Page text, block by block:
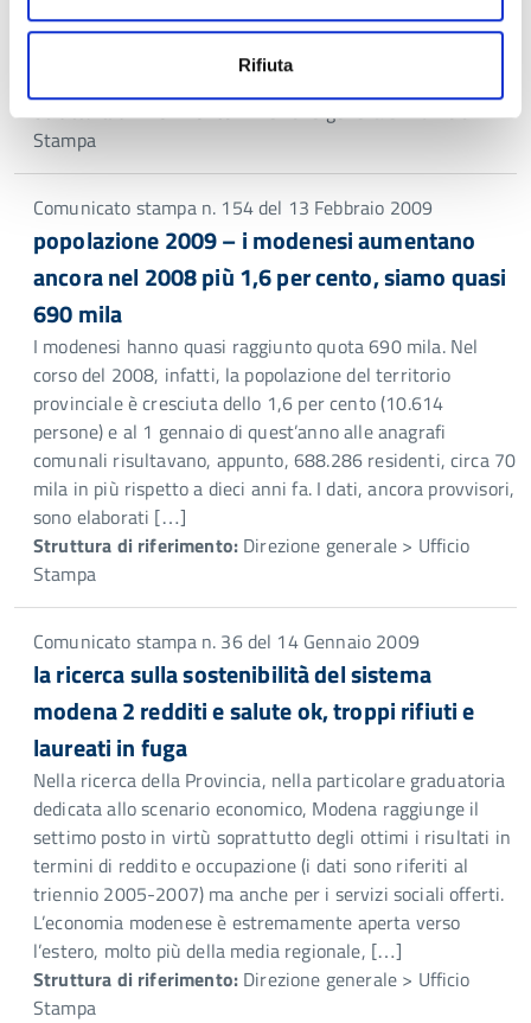
Rifiuta
97,2 per cento degli intervistati; per otto su dieci il livello
della qualità dell’aria è accettabile (nell’area del capoluogo
Struttura di riferimento:Direzione generale > Ufficio
Stampa
Comunicato stampa n. 154 del 13 Febbraio 2009
popolazione 2009 – i modenesi aumentano
ancora nel 2008 più 1,6 per cento, siamo quasi
690 mila
I modenesi hanno quasi raggiunto quota 690 mila. Nel
corso del 2008, infatti, la popolazione del territorio
provinciale è cresciuta dello 1,6 per cento (10.614
persone) e al 1 gennaio di quest’anno alle anagrafi
comunali risultavano, appunto, 688.286 residenti, circa 70
mila in più rispetto a dieci anni fa. I dati, ancora provvisori,
sono elaborati […]
Struttura di riferimento: Direzione generale > Ufficio
Stampa
Comunicato stampa n. 36 del 14 Gennaio 2009
la ricerca sulla sostenibilità del sistema
modena 2 redditi e salute ok, troppi rifiuti e
laureati in fuga
Nella ricerca della Provincia, nella particolare graduatoria
dedicata allo scenario economico, Modena raggiunge il
settimo posto in virtù soprattutto degli ottimi i risultati in
termini di reddito e occupazione (i dati sono riferiti al
triennio 2005-2007) ma anche per i servizi sociali offerti.
L’economia modenese è estremamente aperta verso
l’estero, molto più della media regionale, […]
Struttura di riferimento: Direzione generale > Ufficio
Stampa